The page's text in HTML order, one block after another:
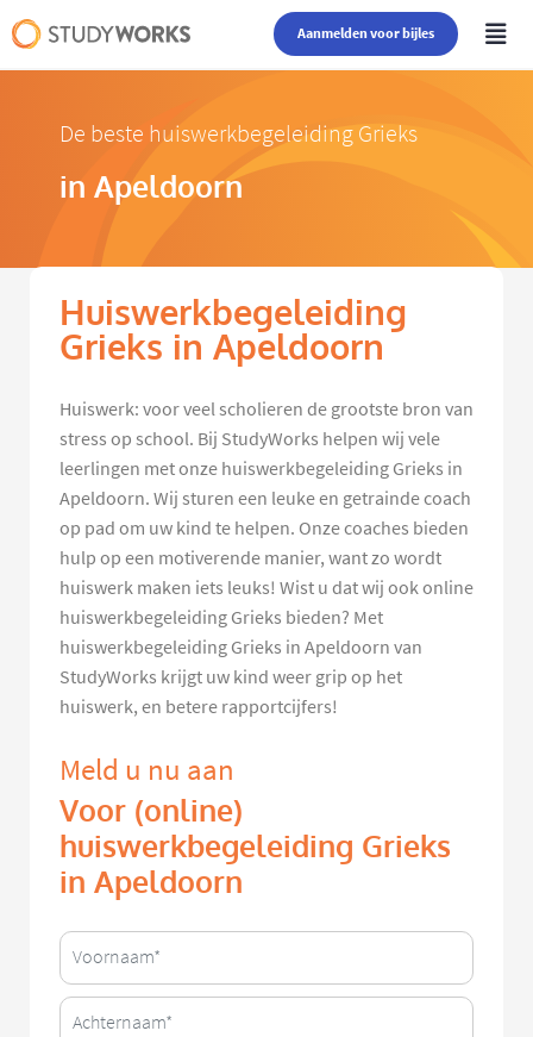
Aanmelden voor bijles
De beste huiswerkbegeleiding Grieks
in Apeldoorn
Huiswerkbegeleiding
Grieks in Apeldoorn
Huiswerk: voor veel scholieren de grootste bron van
stress op school. Bij StudyWorks helpen wij vele
leerlingen met onze huiswerkbegeleiding Grieks in
Apeldoorn. Wij sturen een leuke en getrainde coach
op pad om uw kind te helpen. Onze coaches bieden
hulp op een motiverende manier, want zo wordt
huiswerk maken iets leuks! Wist u dat wij ook online
huiswerkbegeleiding Grieks bieden? Met
huiswerkbegeleiding Grieks in Apeldoorn van
StudyWorks krijgt uw kind weer grip op het
huiswerk, en betere rapportcijfers!
Meld u nu aan
Voor (online)
huiswerkbegeleiding Grieks
in Apeldoorn